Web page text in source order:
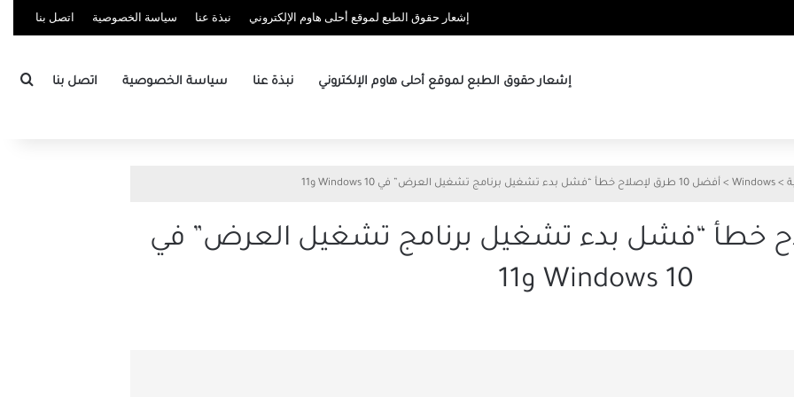
إشعار حقوق الطبع لموقع أحلى هاوم الإلكتروني نبذة عنا سياسة الخصوصية اتصل بنا
إشعار حقوق الطبع لموقع أحلى هاوم الإلكتروني نبذة عنا سياسة الخصوصية اتصل بنا
>
Windows
> أفضل 10 طرق لإصلاح خطأ “فشل بدء تشغيل برنامج تشغيل العرض” في Windows 10 و11
لإصلاح خطأ “فشل بدء تشغيل برنامج تشغيل العرض” في
Windows 10 و11